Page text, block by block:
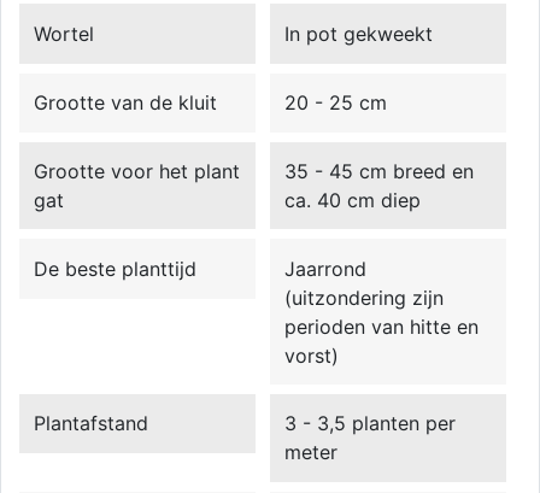
Wortel In pot gekweekt
Grootte van de kluit 20 - 25 cm
Grootte voor het plant
gat
35 - 45 cm breed en
ca. 40 cm diep
De beste planttijd
Jaarrond
(uitzondering zijn
perioden van hitte en
vorst)
Plantafstand
3 - 3,5 planten per
meter